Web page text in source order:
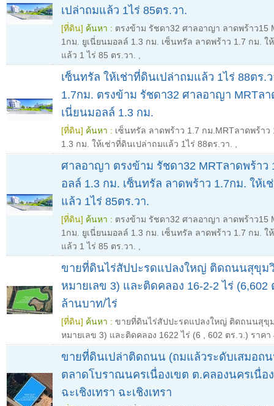
เปล่าถมแล้ว 1ไร่ 85ตร.วา.
[ที่ดิน] ค้นหา : ตรงข้าม รัชดา32 ศาลอาญา ลาดพร้าว15
1กม. ยูเนี่ยนมอลล์ 1.3 กม. เซ็นทรัล ลาดพร้าว 1.7 กม. ใ
แล้ว 1 ไร่ 85 ตร.วา.
เซ็นทรัล ให้เช่าที่ดินเปล่าถมแล้ว 1ไร่ 88ตร.
1.7กม. ตรงข้าม รัชดา32 ศาลอาญา MRTล
เนี่ยนมอลล์ 1.3 กม.
[ที่ดิน] ค้นหา : เซ็นทรัล ลาดพร้าว 1.7 กม.MRTลาดพร้า
1.3 กม. ให้เช่าที่ดินเปล่าถมแล้ว 1ไร่ 88ตร.วา.
ศาลอาญา ตรงข้าม รัชดา32 MRTลาดพร้าว
อลล์ 1.3 กม. เซ็นทรัล ลาดพร้าว 1.7กม. ให้เ
แล้ว 1ไร่ 85ตร.วา.
[ที่ดิน] ค้นหา : ตรงข้าม รัชดา32 ศาลอาญา ลาดพร้าว15
1กม. ยูเนี่ยนมอลล์ 1.3 กม. เซ็นทรัล ลาดพร้าว 1.7 กม. ใ
แล้ว 1 ไร่ 85 ตร.วา.
ขายที่ดินไร่สัปปะรดแปลงใหญ่ ติดถนนสุขุม
หมายเลข 3) และติดคลอง 16-2-2 ไร่ (6,602
ล้านบาท/ไร่
[ที่ดิน] ค้นหา : ขายที่ดินไร่สัปปะรดแปลงใหญ่ ติดถนนสุขุ
หมายเลข 3) และติดคลอง 1622 ไร่ (6
602 ตร.ว.) ราค
ขายที่ดินเปล่าติดถนน (ถมแล้วระดับเสมอถน
ตลาดโบราณนครเนื่องเขต ต.คลองนครเนื่อง
ฉะเชิงเทรา ฉะเชิงเทรา